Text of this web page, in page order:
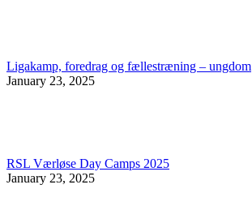
Ligakamp, foredrag og fællestræning – ungdom
January 23, 2025
RSL Værløse Day Camps 2025
January 23, 2025